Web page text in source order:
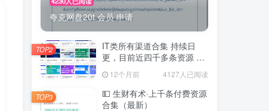
夸克网盘20t 会员 申请
IT类所有渠道合集 持续日
更，目前近四千多条资源 年
12个月前 4127人已阅读
TOP2
💵 生财有术·上千条付费资源
合集（最新）
TOP3